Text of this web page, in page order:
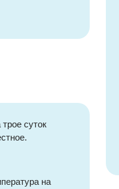
суток
на